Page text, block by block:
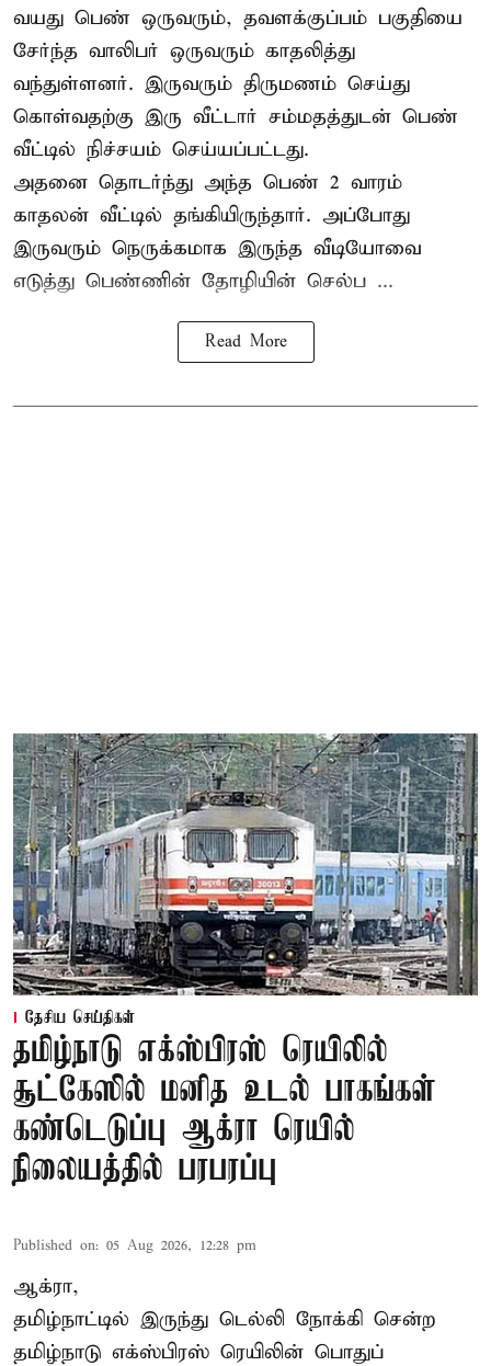
வயது பெண் ஒருவரும், தவளக்குப்பம் பகுதியை
சேர்ந்த வாலிபர் ஒருவரும் காதலித்து
வந்துள்ளனர். இருவரும் திருமணம் செய்து
கொள்வதற்கு இரு வீட்டார் சம்மதத்துடன் பெண்
வீட்டில் நிச்சயம் செய்யப்பட்டது.
அதனை தொடர்ந்து அந்த பெண் 2 வாரம்
காதலன் வீட்டில் தங்கியிருந்தார். அப்போது
இருவரும் நெருக்கமாக இருந்த வீடியோவை
எடுத்து பெண்ணின் தோழியின் செல்ப ...
Read More
தேசிய செய்திகள்
தமிழ்நாடு எக்ஸ்பிரஸ் ரெயிலில்
சூட்கேஸில் மனித உடல் பாகங்கள்
கண்டெடுப்பு ஆக்ரா ரெயில்
நிலையத்தில் பரபரப்பு
Published on: 05 Aug 2026, 12:28 pm
ஆக்ரா,
தமிழ்நாட்டில் இருந்து டெல்லி நோக்கி சென்ற
தமிழ்நாடு எக்ஸ்பிரஸ் ரெயிலின் பொதுப்